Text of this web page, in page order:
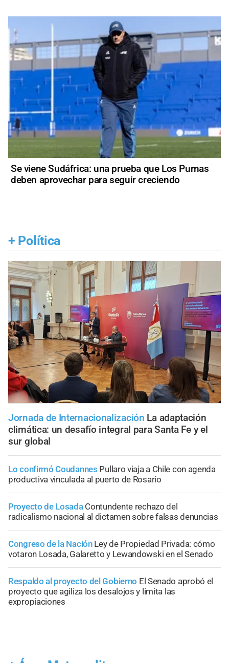
Se viene Sudáfrica: una prueba que Los Pumas
deben aprovechar para seguir creciendo
+ Política
Jornada de Internacionalización La adaptación
climática: un desafío integral para Santa Fe y el
sur global
Lo confirmó Coudannes Pullaro viaja a Chile con agenda
productiva vinculada al puerto de Rosario
Proyecto de Losada Contundente rechazo del
radicalismo nacional al dictamen sobre falsas denuncias
Congreso de la Nación Ley de Propiedad Privada: cómo
votaron Losada, Galaretto y Lewandowski en el Senado
Respaldo al proyecto del Gobierno El Senado aprobó el
proyecto que agiliza los desalojos y limita las
expropiaciones